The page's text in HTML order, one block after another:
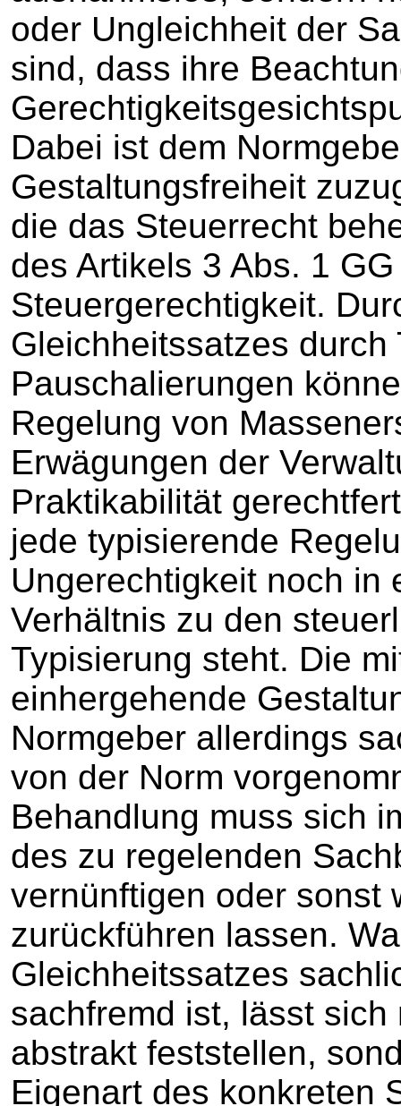
oder Ungleichheit der
sind, dass ihre
Dabei ist dem
Gestaltungsfreiheit
die das Steuerrecht
des Artikels 3 Abs. 1
Steuergerechtigkeit.
Gleichheitssatzes
Pauschalierungen
Regelung von
Erwägungen der
Praktikabilität
jede typisierende
Ungerechtigkeit noch in
Verhältnis zu den
Typisierung steht. Die
einhergehende
Normgeber allerdings
von der Norm
Behandlung muss sich
des zu regelenden
vernünftigen oder sonst
zurückführen lassen.
Gleichheitssatzes
sachfremd ist, lässt
abstrakt feststellen,
Eigenart des konkreten